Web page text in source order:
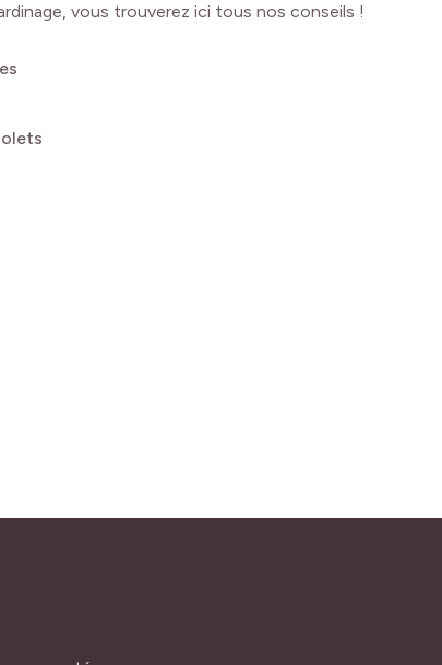
vous trouverez ici tous nos conseils !